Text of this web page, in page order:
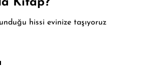
Kitap?
hissi evinize taşıyoruz